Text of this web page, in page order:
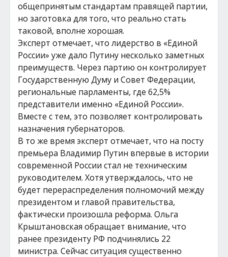
общепринятым стандартам правящей партии,
но заготовка для того, что реально стать
таковой, вполне хорошая.
Эксперт отмечает, что лидерство в «Единой
России» уже дало Путину несколько заметных
преимуществ. Через партию он контролирует
Государственную Думу и Совет Федерации,
региональные парламенты, где 62,5%
представители именно «Единой России».
Вместе с тем, это позволяет контролировать
назначения губернаторов.
В то же время эксперт отмечает, что на посту
премьера Владимир Путин впервые в истории
современной России стал не техническим
руководителем. Хотя утверждалось, что не
будет перераспределения полномочий между
президентом и главой правительства,
фактически произошла реформа. Ольга
Крыштановская обращает внимание, что
ранее президенту РФ подчинялись 22
министра. Сейчас ситуация существенно